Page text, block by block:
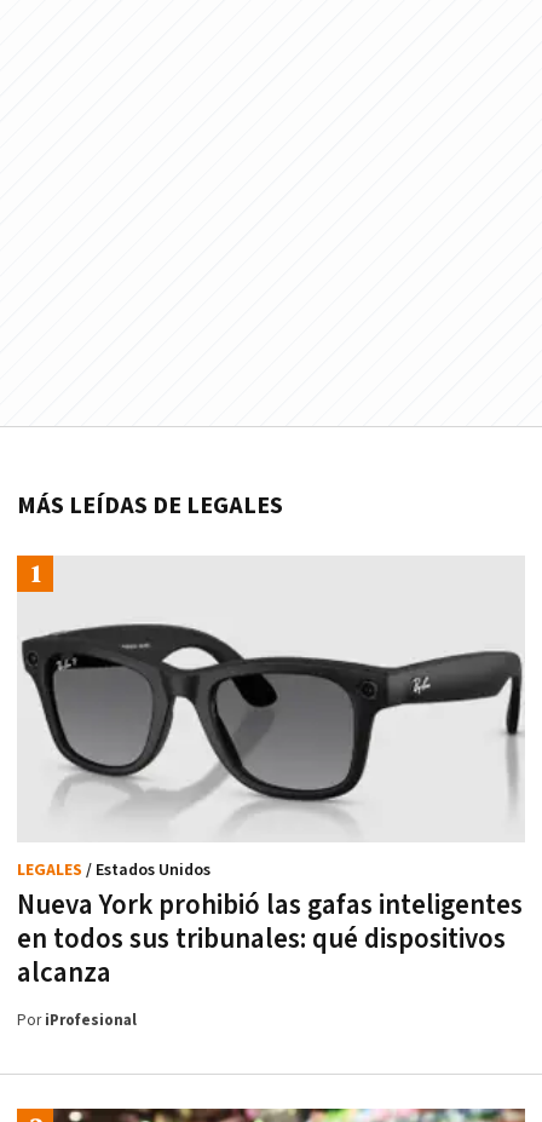
MÁS LEÍDAS DE LEGALES
Nueva York prohibió las gafas inteligentes
en todos sus tribunales: qué dispositivos
alcanza
LEGALES / Estados Unidos
PoriProfesional